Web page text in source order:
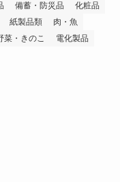
備蓄・防災品
化粧品
紙製品類
肉・魚
菜・きのこ
電化製品